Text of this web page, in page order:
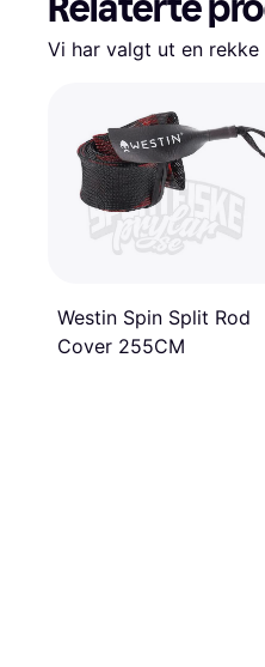
Vi har valgt ut en
Westin Spin Split Rod
Cover 255CM